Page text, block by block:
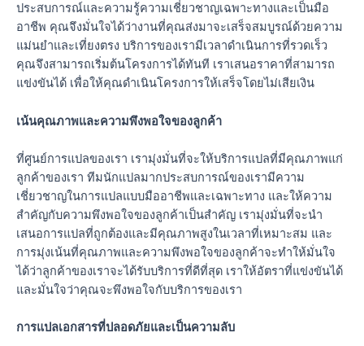
ประสบการณ์และความรู้ความเชี่ยวชาญเฉพาะทางและเป็นมือ
อาชีพ คุณจึงมั่นใจได้ว่างานที่คุณส่งมาจะเสร็จสมบูรณ์ด้วยความ
แม่นยำและเที่ยงตรง บริการของเรามีเวลาดำเนินการที่รวดเร็ว
คุณจึงสามารถเริ่มต้นโครงการได้ทันที เราเสนอราคาที่สามารถ
แข่งขันได้ เพื่อให้คุณดำเนินโครงการให้เสร็จโดยไม่เสียเงิน
เน้นคุณภาพและความพึงพอใจของลูกค้า
ที่ศูนย์การแปลของเรา เรามุ่งมั่นที่จะให้บริการแปลที่มีคุณภาพแก่
ลูกค้าของเรา ทีมนักแปลมากประสบการณ์ของเรามีความ
เชี่ยวชาญในการแปลแบบมืออาชีพและเฉพาะทาง และให้ความ
สำคัญกับความพึงพอใจของลูกค้าเป็นสำคัญ เรามุ่งมั่นที่จะนำ
เสนอการแปลที่ถูกต้องและมีคุณภาพสูงในเวลาที่เหมาะสม และ
การมุ่งเน้นที่คุณภาพและความพึงพอใจของลูกค้าจะทำให้มั่นใจ
ได้ว่าลูกค้าของเราจะได้รับบริการที่ดีที่สุด เราให้อัตราที่แข่งขันได้
และมั่นใจว่าคุณจะพึงพอใจกับบริการของเรา
การแปลเอกสารที่ปลอดภัยและเป็นความลับ